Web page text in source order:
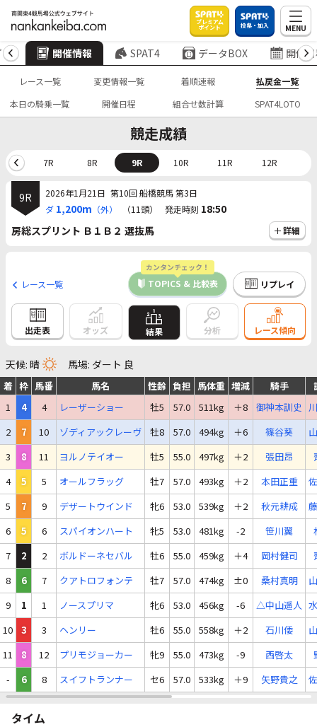
プレミアム
ポイント 投票・加入 MENU
開催情報 SPAT4 データBOX 開催
レース一覧 変更情報一覧 着順速報
払戻金一覧
本日の騎乗一覧
開催日程 組合せ数計算 SPAT4LOTO
競走成績
7R 8R 9R 10R 11R 12R
9R 2026年1月21日 第10回 船橋競馬 第3日
ダ 1,200m （外） （11頭） 発走時刻 18:50
房総スプリント Ｂ１Ｂ２ 選抜馬
詳細
レース一覧
カンタンチェック！
TOPICS & 比較表 リプレイ
出走表 オッズ 結果 分析 レース傾向
天候: 晴 馬場: ダート 良
着 枠 馬番 馬名 性齢 負担 馬体重 増減 騎手
1
4 4 レーザーショー 牡5 57.0 511kg ＋8 御神本訓史
2
7 10 ゾディアックレーヴ 牡8 57.0 494kg ＋6 篠谷葵
3
8 11 ヨルノテイオー 牡5 55.0 497kg ＋2 張田昂
4
5 5 オールフラッグ 牡7 57.0 493kg ＋2 本田正重
5
7 9 デザートウインド 牝6 53.0 539kg ＋2 秋元耕成
6
5 6 スパイオンハート 牝5 53.0 481kg -2 笹川翼
7
2 2 ボルドーネセバル 牡6 55.0 459kg ＋4 岡村健司
8
6 7 クアトロフォンテ 牡7 57.0 474kg ±0 桑村真明
9
1 1 ノースプリマ 牝6 53.0 456kg -6 △中山遥人
10
3 3 ヘンリー 牡6 55.0 558kg ＋2 石川倭
11
8 12 プリモジョーカー 牝9 55.0 473kg -9 西啓太
-
6 8 スイフトランナー セ6 57.0 533kg ＋9 矢野貴之
タイム